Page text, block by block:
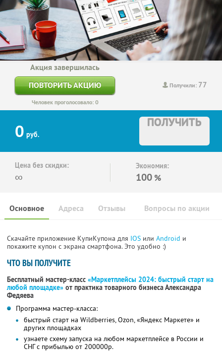
Получили: 77
Акция завершилась
ПОВТОРИТЬ АКЦИЮ
Человек проголосовало: 0
0 руб.
ПОЛУЧИТЬ
Цена без скидки:
∞
Экономия:
100 %
Основное Отзывы Вопросы по акции
Адреса
Скачайте приложение КупиКупона для IOS или Android и
покажите купон с экрана смартфона. Это удобно :)
ЧТО ВЫ ПОЛУЧИТЕ
Бесплатный мастер-класс «Маркетплейсы 2024: быстрый старт на
любой площадке» от практика товарного бизнеса Александра
Федяева
Программа мастер-класса:
быстрый старт на Wildberries, Ozon, «Яндекс Маркете» и
других площадках
узнаете схему запуска на любом маркетплейсе в России и
СНГ с прибылью от 200000р.